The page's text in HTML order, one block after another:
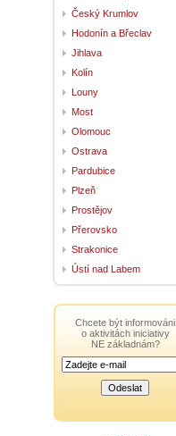
Český Krumlov
Hodonín a Břeclav
Jihlava
Kolín
Louny
Most
Olomouc
Ostrava
Pardubice
Plzeň
Prostějov
Přerovsko
Strakonice
Ústí nad Labem
Chcete být informováni
o aktivitách iniciativy
NE základnám?